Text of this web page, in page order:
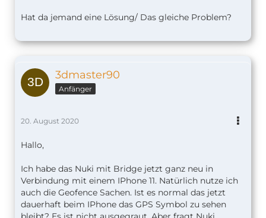
Hat da jemand eine Lösung/ Das gleiche Problem?
3dmaster90
Anfänger
20. August 2020
Hallo,
Ich habe das Nuki mit Bridge jetzt ganz neu in
Verbindung mit einem IPhone 11. Natürlich nutze ich
auch die Geofence Sachen. Ist es normal das jetzt
dauerhaft beim IPhone das GPS Symbol zu sehen